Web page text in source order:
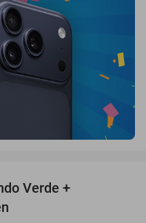
Verde +